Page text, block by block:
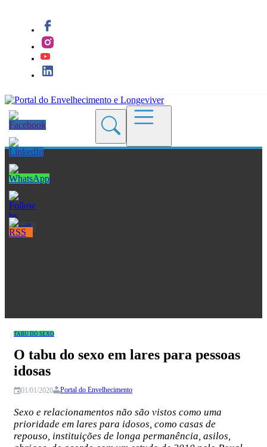
Blogs
TABU DO SEXO
O tabu do sexo em lares para pessoas
idosas
01/01/2020 Portal do Envelhecimento
Sexo e relacionamentos não são vistos como uma
prioridade em lares para idosos, como casas de
repouso, instituições de longa permanência, asilos,